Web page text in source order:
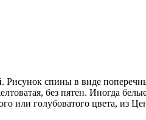
спины в виде
без пятен. Иногда
или голубоватого цвета, из